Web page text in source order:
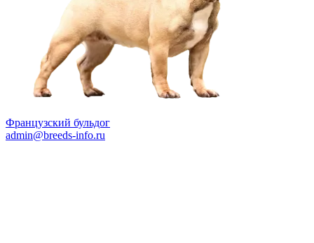
Французский бульдог
admin@breeds-info.ru